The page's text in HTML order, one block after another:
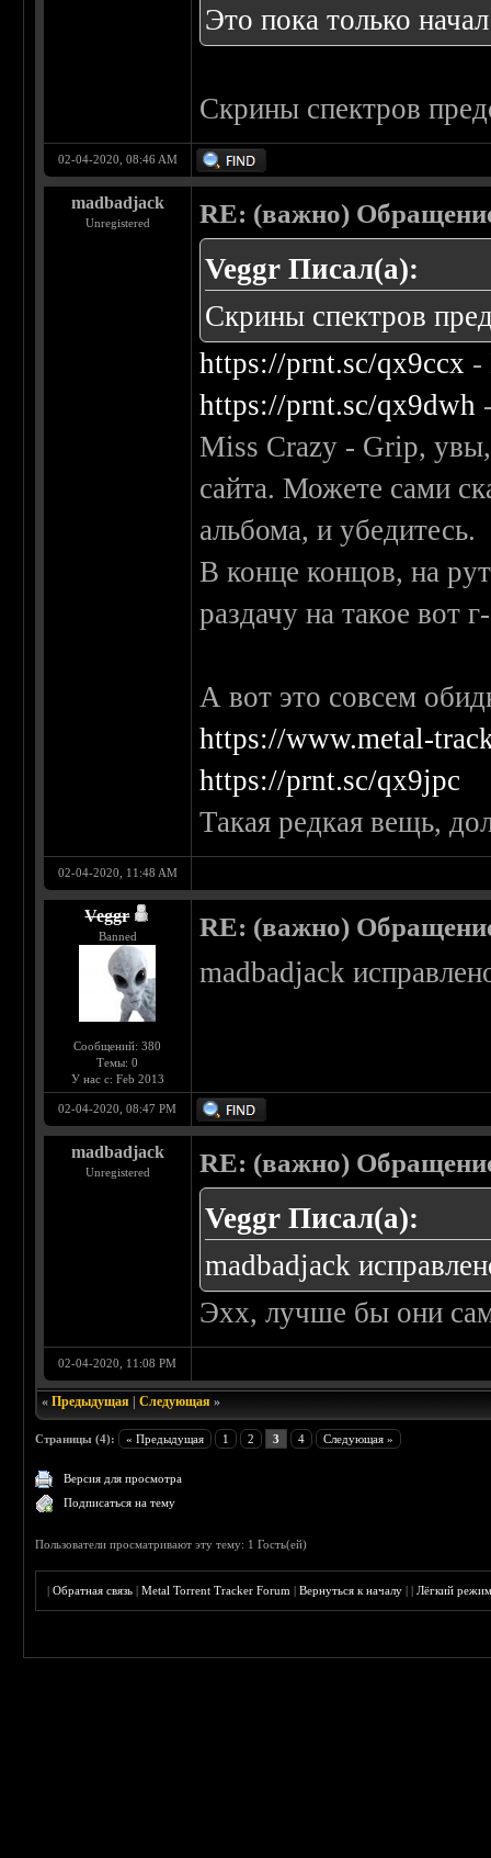
Это пока только
Скрины спектров
02-04-2020, 08:46 AM
madbadjack
Unregistered RE: (важно)
Veggr Писал(а):
Скрины спектров
https://prnt.sc/qx9ccx -
https://prnt.sc/qx9dwh
Miss Crazy - Grip,
сайта. Можете сами
альбома, и убедитесь.
В конце концов, на
раздачу на такое вот
А вот это совсем
https://www.metal-
https://prnt.sc/qx9jpc
Такая редкая вещь,
02-04-2020, 11:48 AM
Veggr
Banned
Сообщений: 380
Темы: 0
У нас с: Feb 2013
RE: (важно)
madbadjack
02-04-2020, 08:47 PM
madbadjack
Unregistered RE: (важно)
Veggr Писал(а):
madbadjack
Эхх, лучше бы они
02-04-2020, 11:08 PM
«Предыдущая |Следующая »
Страницы (4): « Предыдущая 1 2 3 4 Следующая »
Версия для просмотра
Подписаться на тему
Пользователи просматривают эту тему: 1 Гость(ей)
|Обратная связь |Metal Torrent Tracker Forum |Вернуться к началу ||Лёгкий